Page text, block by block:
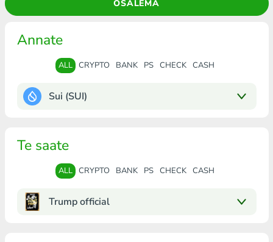
OSALEMA
Annate
ALL CRYPTO BANK PS CHECK CASH
Sui (SUI)
Te saate
ALL CRYPTO BANK PS CHECK CASH
Trump official